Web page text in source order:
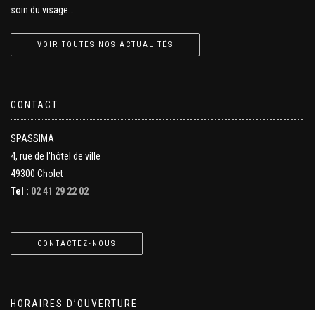
soin du visage…
VOIR TOUTES NOS ACTUALITÉS
CONTACT
SPASSIMA
4, rue de l'hôtel de ville
49300 Cholet
Tel : 02 41 29 22 02
CONTACTEZ-NOUS
HORAIRES D’OUVERTURE